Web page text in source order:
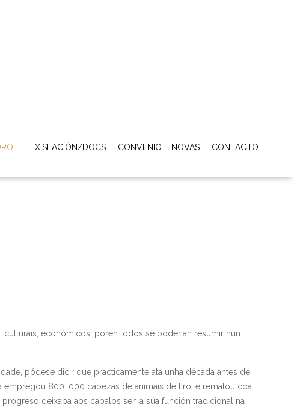
LEXISLACIÓN/DOCS CONVENIO E NOVAS CONTACTO
económicos…porén todos se poderían resumir nun
pódese dicir que practicamente ata unha década antes de
800. 000 cabezas de animais de tiro, e rematou coa
deixaba aos cabalos sen a súa función tradicional na